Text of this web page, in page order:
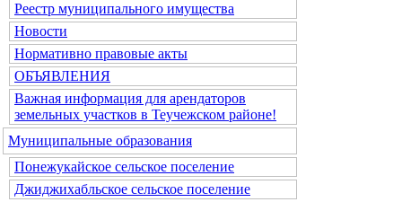
Реестр муниципального имущества
Новости
Нормативно правовые акты
ОБЪЯВЛЕНИЯ
Важная информация для арендаторов
земельных участков в Теучежском районе!
Муниципальные образования
Понежукайское сельское поселение
Джиджихабльское сельское поселение